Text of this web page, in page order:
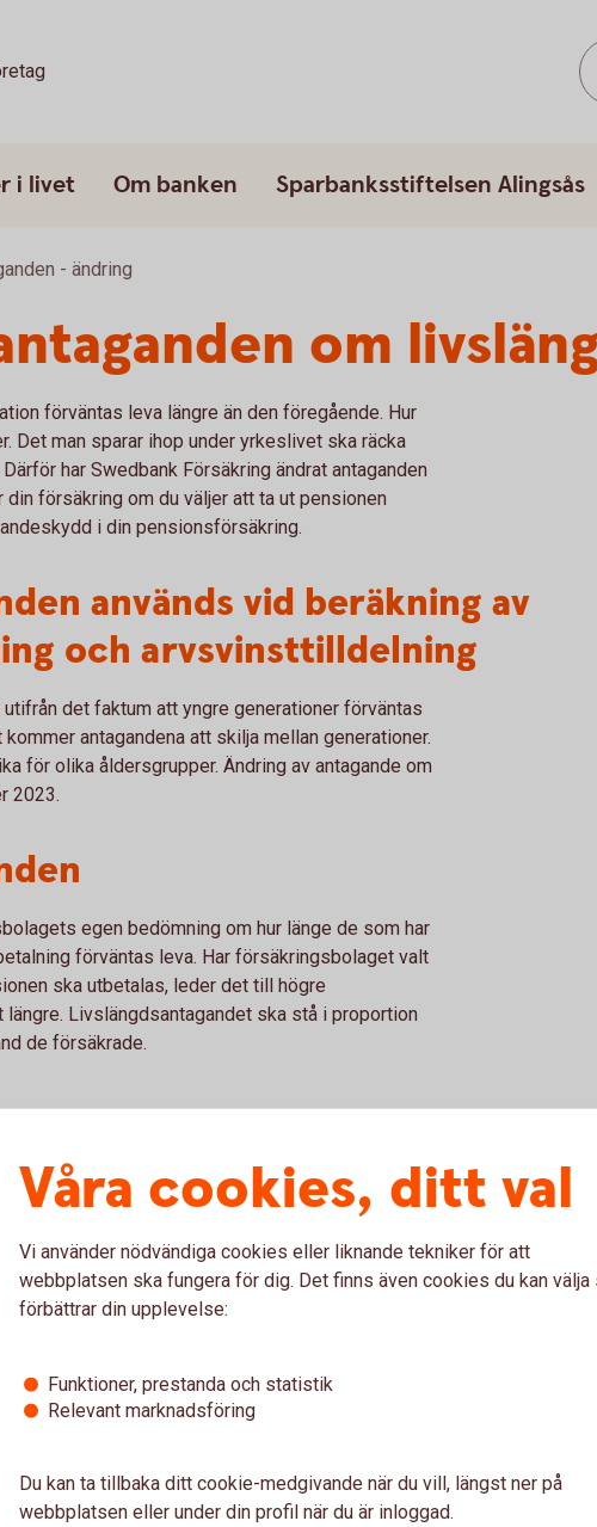
i livet Om banken Sparbanksstiftelsen Alingsås
- ändring
om
förväntas leva längre än den föregående. Hur
Det man sparar ihop under yrkeslivet ska räcka
har Swedbank Försäkring ändrat antaganden
försäkring om du väljer att ta ut pensionen
i din pensionsförsäkring.
används vid beräkning av
och arvsvinsttilldelning
det faktum att yngre generationer förväntas
antagandena att skilja mellan generationer.
för olika åldersgrupper. Ändring av antagande om
2023.
egen bedömning om hur länge de som har
förväntas leva. Har försäkringsbolaget valt
ska utbetalas, leder det till högre
Livslängdsantagandet ska stå i proportion
de försäkrade.
före och efter 2023-10-01
år (före ändring)Pdf
år (efter ändring)
Våra cookies, ditt val
Vi använder nödvändiga cookies eller liknande tekniker för att
webbplatsen ska fungera för dig. Det finns även cookies du kan välja
förbättrar din upplevelse:
Funktioner, prestanda och statistik
Relevant marknadsföring
Du kan ta tillbaka ditt cookie-medgivande när du vill, längst ner på
webbplatsen eller under din profil när du är inloggad.